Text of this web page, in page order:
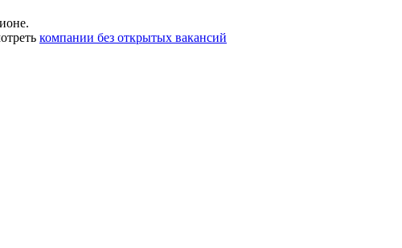
компании без открытых вакансий